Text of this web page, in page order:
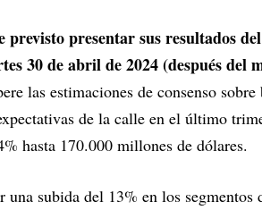
previsto presentar sus resultados
30 de abril de 2024 (después del
las estimaciones de consenso
de la calle en el último
hasta 170.000 millones de dólares.
una subida del 13% en los